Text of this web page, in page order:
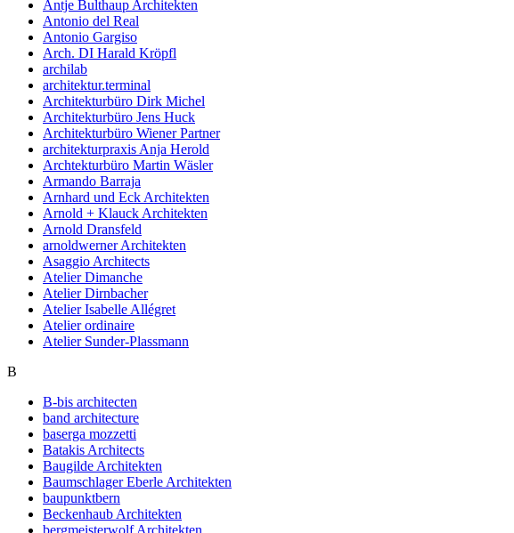
Antje Bulthaup Architekten
Antonio del Real
Antonio Gargiso
Arch. DI Harald Kröpfl
archilab
architektur.terminal
Architekturbüro Dirk Michel
Architekturbüro Jens Huck
Architekturbüro Wiener Partner
architekturpraxis Anja Herold
Archtekturbüro Martin Wäsler
Armando Barraja
Arnhard und Eck Architekten
Arnold + Klauck Architekten
Arnold Dransfeld
arnoldwerner Architekten
Asaggio Architects
Atelier Dimanche
Atelier Dirnbacher
Atelier Isabelle Allégret
Atelier ordinaire
Atelier Sunder-Plassmann
B
B-bis architecten
band architecture
baserga mozzetti
Batakis Architects
Baugilde Architekten
Baumschlager Eberle Architekten
baupunktbern
Beckenhaub Architekten
bergmeisterwolf Architekten